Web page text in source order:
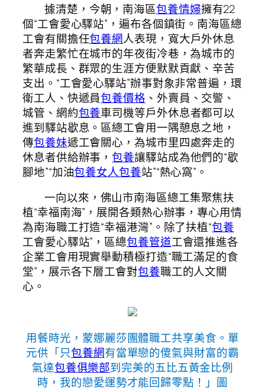
據清楚，今朝，南海區包養情婦擁有22
個“工會愛心驛站”，遍布各個鎮街。南海區總
工會有關擔任包養網人表現，寬大戶外休息
者奔走繁忙在城市的年夜街冷巷，為城市的
繁華成長、群眾的生涯方便默默貢獻、辛苦
支出。“工會愛心驛站”辦事對象非常普遍，環
衛工人、快遞員包養價格 、外賣員、交警、
城管、網約包養車司機等戶外休息者都可以
進到驛站歇息。區總工會用一隅憩息之地，
傳包養妹遞工會關心，為城市里四處奔走的
休息者供給辦事，包養讓驛站成為他們的“歇
腳地”“加油包養女人包養站”“熱心窩”。
一向以來，佛山市南海區總工集聚焦扶
植“幸福南海”，展開各類熱心辦事，專心用情
為南海職工打造“幸福港灣”。除了扶植“包養
工會愛心驛站”，區總包養管道工會還推進各
企業工會用現實舉動積極打造“職工滿足的食
堂”，展示各下層工會對包養職工的人文關
心。
用餐時光，蒙娜麗莎團體職工共享美食。單
元供「只包養網有當單戀的傻氣與財富的霸
氣達包養俱樂部到完美的五比五黃金比例
時，我的戀愛運勢才能回歸零點！」圖